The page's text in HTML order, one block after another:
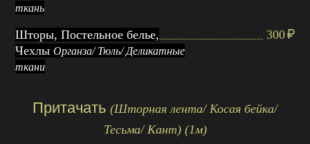
ткань
Шторы, Постельное белье,
ЧехлыОрганза/ Тюль/ Деликатные
ткани
300
Притачать (Шторная лента/ Косая бейка/
Тесьма/ Кант) (1м)